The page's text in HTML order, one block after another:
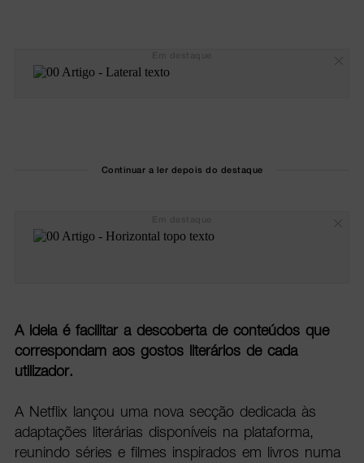
Continuar a ler depois do destaque
A ideia é facilitar a descoberta de conteúdos que
correspondam aos gostos literários de cada
utilizador.
A Netflix lançou uma nova secção dedicada às
adaptações literárias disponíveis na plataforma,
reunindo séries e filmes inspirados em livros numa